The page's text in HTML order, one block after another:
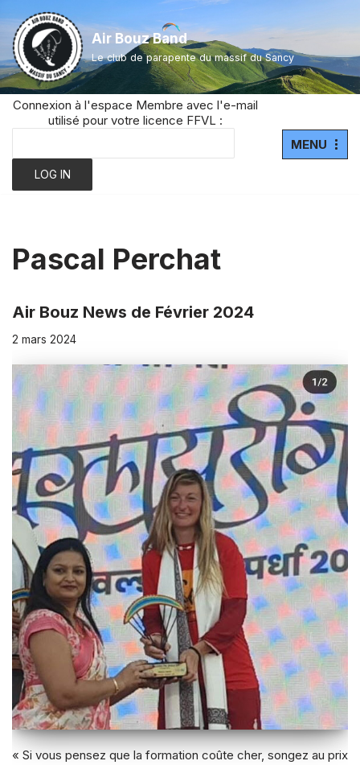
Aller
au
contenu
Air Bouz Band
Le club de parapente du massif du Sancy
Connexion à l'espace Membre avec l'e-mail
utilisé pour votre licence FFVL :
MENU
Pascal Perchat
Air Bouz News de Février 2024
2 mars 2024
« Si vous pensez que la formation coûte cher, songez au prix